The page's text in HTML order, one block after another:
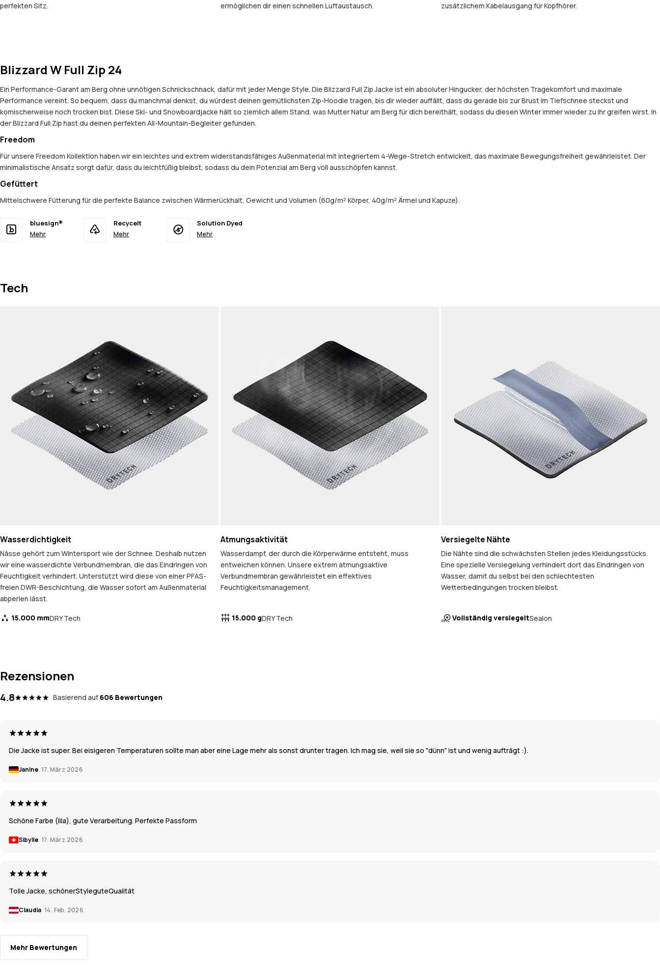
perfekten Sitz.
ermöglichen dir einen schnellen Luftaustausch.
zusätzlichem Kabelausgang für Kopfhörer.
Blizzard W Full Zip 24
Ein Performance-Garant am Berg ohne unnötigen Schnickschnack, dafür mit jeder Menge Style. Die Blizzard Full Zip Jacke ist ein absoluter Hingucker, der höchsten Tragekomfort und maximale
Performance vereint. So bequem, dass du manchmal denkst, du würdest deinen gemütlichsten Zip-Hoodie tragen, bis dir wieder auffällt, dass du gerade bis zur Brust im Tiefschnee steckst und
komischerweise noch trocken bist. Diese Ski- und Snowboardjacke hält so ziemlich allem Stand, was Mutter Natur am Berg für dich bereithält, sodass du diesen Winter immer wieder zu ihr greifen wirst. In
der Blizzard Full Zip hast du deinen perfekten All-Mountain-Begleiter gefunden.
Freedom
Für unsere Freedom Kollektion haben wir ein leichtes und extrem widerstandsfähiges Außenmaterial mit integriertem 4-Wege-Stretch entwickelt, das maximale Bewegungsfreiheit gewährleistet. Der
minimalistische Ansatz sorgt dafür, dass du leichtfüßig bleibst, sodass du dein Potenzial am Berg voll ausschöpfen kannst.
Gefüttert
Mittelschwere Fütterung für die perfekte Balance zwischen Wärmerückhalt, Gewicht und Volumen (60g/m² Körper, 40g/m² Ärmel und Kapuze).
bluesign®
Mehr
Recycelt
Mehr
Solution Dyed
Mehr
Tech
Wasserdichtigkeit
Nässe gehört zum Wintersport wie der Schnee. Deshalb nutzen
wir eine wasserdichte Verbundmembran, die das Eindringen von
Feuchtigkeit verhindert. Unterstützt wird diese von einer PFAS-
freien DWR-Beschichtung, die Wasser sofort am Außenmaterial
abperlen lässt.
15.000 mmDRY Tech
Atmungsaktivität
Wasserdampf, der durch die Körperwärme entsteht, muss
entweichen können. Unsere extrem atmungsaktive
Verbundmembran gewährleistet ein effektives
Feuchtigkeitsmanagement.
15.000 gDRY Tech
Versiegelte Nähte
Die Nähte sind die schwächsten Stellen jedes Kleidungsstücks.
Eine spezielle Versiegelung verhindert dort das Eindringen von
Wasser, damit du selbst bei den schlechtesten
Wetterbedingungen trocken bleibst.
Vollständig versiegeltSealon
Rezensionen
4.8 Basierend auf 606 Bewertungen
Die Jacke ist super. Bei eisigeren Temperaturen sollte man aber eine Lage mehr als sonst drunter tragen. Ich mag sie, weil sie so "dünn" ist und wenig aufträgt :).
Janine 17. März 2026
Schöne Farbe (lila), gute Verarbeitung. Perfekte Passform
Sibylle 17. März 2026
Tolle Jacke, schönerStyleguteQualität
Claudia 14. Feb. 2026
Mehr Bewertungen